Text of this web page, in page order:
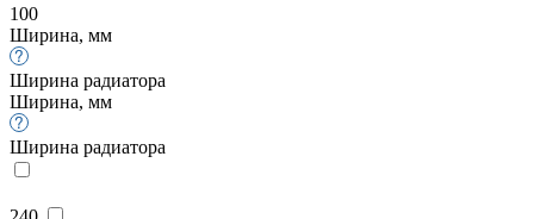
100
Ширина, мм
Ширина радиатора
Ширина, мм
Ширина радиатора